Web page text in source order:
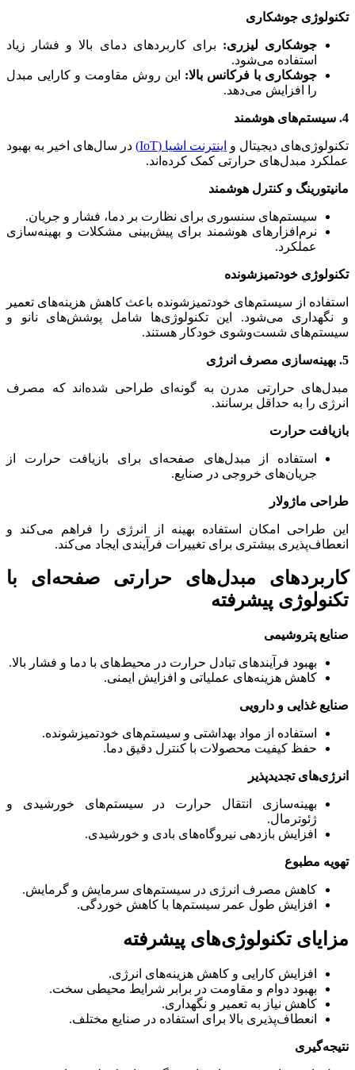
تکنولوژی جوشکاری
جوشکاری لیزری: برای کاربردهای دمای بالا و فشار زیاد
استفاده می‌شود.
جوشکاری با فرکانس بالا: این روش مقاومت و کارایی مبدل
را افزایش می‌دهد.
4. سیستم‌های هوشمند
تکنولوژی‌های دیجیتال و اینترنت اشیا (IoT)
در سال‌های اخیر به بهبود
عملکرد مبدل‌های حرارتی کمک کرده‌اند.
مانیتورینگ و کنترل هوشمند
سیستم‌های سنسوری برای نظارت بر دما، فشار و جریان.
نرم‌افزارهای هوشمند برای پیش‌بینی مشکلات و بهینه‌سازی
عملکرد.
تکنولوژی خودتمیزشونده
استفاده از سیستم‌های خودتمیزشونده باعث کاهش هزینه‌های تعمیر
و نگهداری می‌شود. این تکنولوژی‌ها شامل پوشش‌های نانو و
سیستم‌های شست‌وشوی خودکار هستند.
5. بهینه‌سازی مصرف انرژی
مبدل‌های حرارتی مدرن به گونه‌ای طراحی شده‌اند که مصرف
انرژی را به حداقل برسانند.
بازیافت حرارت
استفاده از مبدل‌های صفحه‌ای برای بازیافت حرارت از
جریان‌های خروجی در صنایع.
طراحی ماژولار
این طراحی امکان استفاده بهینه از انرژی را فراهم می‌کند و
انعطاف‌پذیری بیشتری برای تغییرات فرآیندی ایجاد می‌کند.
کاربردهای مبدل‌های حرارتی صفحه‌ای با
تکنولوژی پیشرفته
صنایع پتروشیمی
بهبود فرآیندهای تبادل حرارت در محیط‌های با دما و فشار بالا.
کاهش هزینه‌های عملیاتی و افزایش ایمنی.
صنایع غذایی و دارویی
استفاده از مواد بهداشتی و سیستم‌های خودتمیزشونده.
حفظ کیفیت محصولات با کنترل دقیق دما.
انرژی‌های تجدیدپذیر
بهینه‌سازی انتقال حرارت در سیستم‌های خورشیدی و
ژئوترمال.
افزایش بازدهی نیروگاه‌های بادی و خورشیدی.
تهویه مطبوع
کاهش مصرف انرژی در سیستم‌های سرمایش و گرمایش.
افزایش طول عمر سیستم‌ها با کاهش خوردگی.
مزایای تکنولوژی‌های پیشرفته
افزایش کارایی و کاهش هزینه‌های انرژی.
بهبود دوام و مقاومت در برابر شرایط محیطی سخت.
کاهش نیاز به تعمیر و نگهداری.
انعطاف‌پذیری بالا برای استفاده در صنایع مختلف.
نتیجه‌گیری